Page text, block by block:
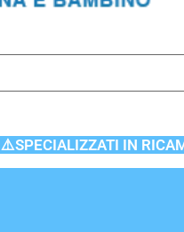
⚠️SPECIALIZZATI IN